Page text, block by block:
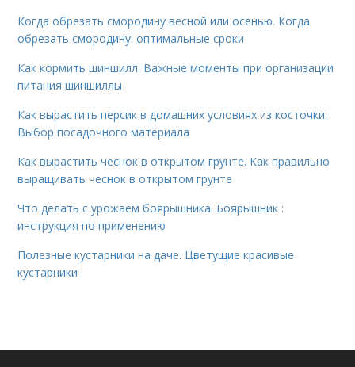
Когда обрезать смородину весной или осенью. Когда
обрезать смородину: оптимальные сроки
Как кормить шиншилл. Важные моменты при организации
питания шиншиллы
Как вырастить персик в домашних условиях из косточки.
Выбор посадочного материала
Как вырастить чеснок в открытом грунте. Как правильно
выращивать чеснок в открытом грунте
Что делать с урожаем боярышника. Боярышник :
инструкция по применению
Полезные кустарники на даче. Цветущие красивые
кустарники